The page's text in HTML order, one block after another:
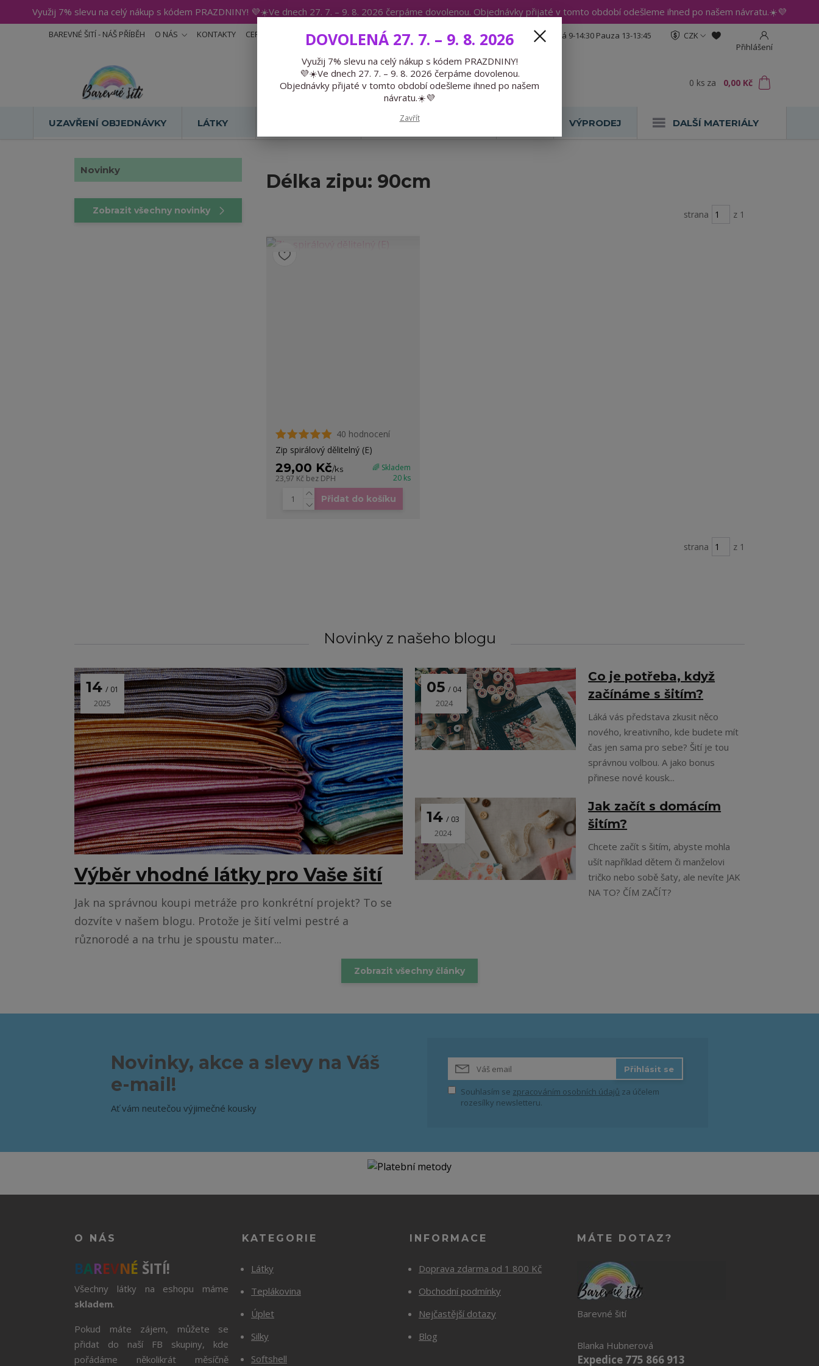
Využij 7% slevu na celý nákup s kódem PRAZDNINY! 💜☀️Ve dnech 27. 7. – 9. 8. 2026 čerpáme dovolenou. Objednávky přijaté v tomto období odešleme ihned po našem návratu.☀️💜
BAREVNÉ ŠITÍ - NÁŠ PŘÍBĚH O NÁS KONTAKTY CERTIFIKÁTY BLOG
CZK
Přihlášení
Hledat
Expedice 775 866 913 Po-Čt 9-15:30 Pá 9-14:30 Pauza 13-13:45
0 ks za 0,00 Kč
UZAVŘENÍ OBJEDNÁVKY LÁTKY PŘEDOBJEDNÁVKY VÝPRODEJ DALŠÍ MATERIÁLY
Novinky
Zobrazit všechny novinky
Délka zipu: 90cm
strana z 1
40 hodnocení
Zip spirálový dělitelný (E)
29,00 Kč/ks
23,97 Kč bez DPH
🌈 Skladem
20 ks
Přidat do košíku
strana z 1
Novinky z našeho blogu
14 01
2025
Výběr vhodné látky pro Vaše šití
Jak na správnou koupi metráže pro konkrétní projekt? To se
dozvíte v našem blogu. Protože je šití velmi pestré a
různorodé a na trhu je spoustu mater...
05 04
2024
Co je potřeba, když
začínáme s šitím?
Láká vás představa zkusit něco
nového, kreativního, kde budete mít
čas jen sama pro sebe? Šití je tou
správnou volbou. A jako bonus
přinese nové kousk...
14 03
2024
Jak začít s domácím
šitím?
Chcete začít s šitím, abyste mohla
ušít například dětem či manželovi
tričko nebo sobě šaty, ale nevíte JAK
NA TO? ČÍM ZAČÍT?
Zobrazit všechny články
Novinky, akce a slevy na Váš
e-mail!
Ať vám neutečou výjimečné kousky
Přihlásit se
Souhlasím se zpracováním osobních údajů za účelem
rozesílky newsletteru.
O NÁS
BAREVNÉ ŠITÍ!
Všechny látky na eshopu máme
skladem.
Pokud máte zájem, můžete se
přidat do naší FB skupiny, kde
pořádáme několikrát měsíčně
KATEGORIE
Látky
Teplákovina
Úplet
Silky
Softshell
INFORMACE
Doprava zdarma od 1 800 Kč
Obchodní podmínky
Nejčastější dotazy
Blog
MÁTE DOTAZ?
Barevné šití
Blanka Hubnerová
Expedice 775 866 913
DOVOLENÁ 27. 7. – 9. 8. 2026
Využij 7% slevu na celý nákup s kódem PRAZDNINY!
💜☀️Ve dnech 27. 7. – 9. 8. 2026 čerpáme dovolenou.
Objednávky přijaté v tomto období odešleme ihned po našem
návratu.☀️💜
Zavřít